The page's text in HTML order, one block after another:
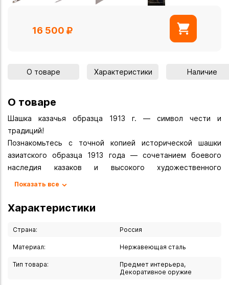
16 500
О товаре Характеристики Наличие
О товаре
Шашка казачья образца 1913 г. — символ чести и
традиций!
Познакомьтесь с точной копией исторической шашки
азиатского образца 1913 года — сочетанием боевого
наследия казаков и высокого художественного
передающей дух отваги и преемственности поколений.
Историческая достоверность. Модель воссоздана по
многовековых традиций казачьего воинства.
Роскошное художественное оформление. Рукоять и
Показать все
Характеристики
Страна: Россия
Материал: Нержавеющая сталь
Тип товара:
Предмет интерьера,
Декоративное оружие